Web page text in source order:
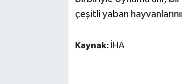
çeşitli yaban
Kaynak: İHA